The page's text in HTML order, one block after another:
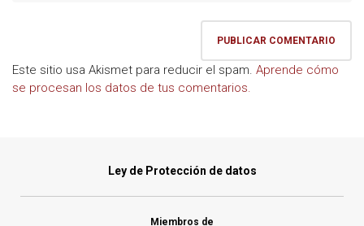
Este sitio usa Akismet para reducir el spam. Aprende cómo
se procesan los datos de tus comentarios.
Ley de Protección de datos
Miembros de